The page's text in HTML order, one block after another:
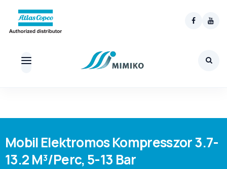
content
Mobil Elektromos Kompresszor 3.7-
13.2 M³/perc, 5-13 Bar